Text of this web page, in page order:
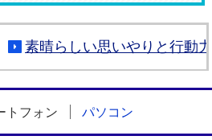
素晴らしい思いやりと行動力
トフォン パソコン